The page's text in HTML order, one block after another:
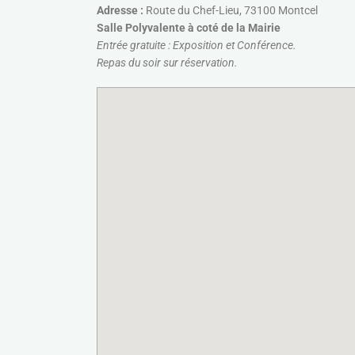
Adresse : Route du Chef-Lieu, 73100 Montcel
Salle Polyvalente à coté de la Mairie
Entrée gratuite : Exposition et Conférence.
Repas du soir sur réservation.